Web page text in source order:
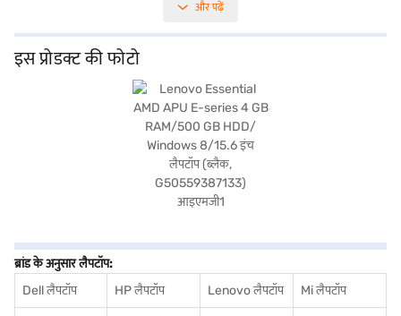
inch डिस्प्ले, 1366 x 768 पिक्सल के रिज़ोल्यूशन के साथ, आपके काम और मनोरंजन के लिए स्पष्ट
प्रदान करता है. इसका वजन 1.2 किलोग्राम या उससे कम है, यह अत्यधिक पोर्टेबल है, जिससे यह कभी
भी छात्रों और प्रोफेशनल के लिए उपयुक्त हो जाता है. Lenovo Essential AMD APU E-series
लैपटॉप उन लोगों के लिए एक व्यावहारिक विकल्प है जो दैनिक उपयोग के लिए विश्वसनीय और बजट-
फ्रेंडली डिवाइस चाहते हैं. खरीदारी करने के लिए बजाज फाइनेंस पर विकल्पों के बारे में जानें या पार्टनर
स्टोर पर जाएं और Easy EMIs का लाभ उठाएं.
और पढ़ें
इस प्रोडक्ट की फोटो
ब्रांड के अनुसार लैपटॉप:
Dell लैपटॉप
HP लैपटॉप Lenovo लैपटॉप Mi लैपटॉप